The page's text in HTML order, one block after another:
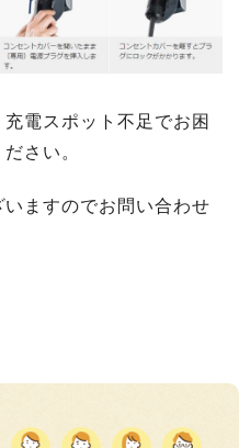
電スポット不足でお困
さい。
ますのでお問い合わせ